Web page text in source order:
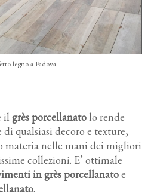
legno a Padova
il grès porcellanatolo rende
qualsiasi decoro e texture,
materia nelle mani dei migliori
collezioni. E’ ottimale
in grès porcellanatoe
.